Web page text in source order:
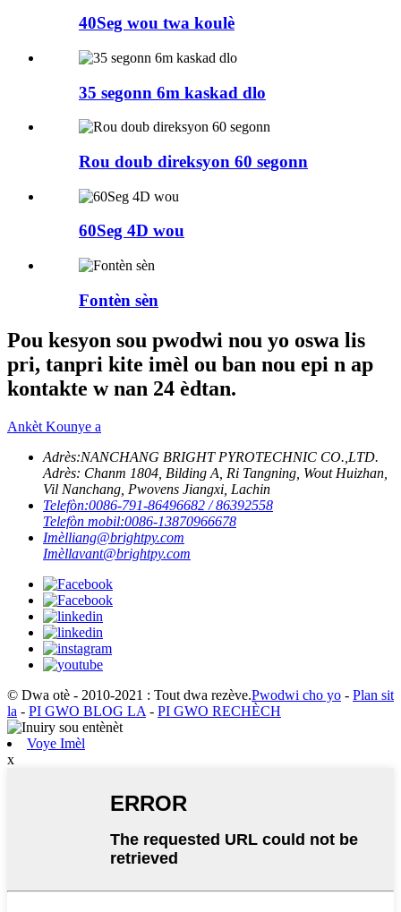
40Seg wou twa koulè
35 segonn 6m kaskad dlo
Rou doub direksyon 60 segonn
60Seg 4D wou
Fontèn sèn
Pou kesyon sou pwodwi nou yo oswa lis
pri, tanpri kite imèl ou ban nou epi n ap
kontakte w nan 24 èdtan.
Ankèt Kounye a
Adrès:NANCHANG BRIGHT PYROTECHNIC CO.,LTD.
Adrès: Chanm 1804, Bilding A, Ri Tangning, Wout Huizhan,
Vil Nanchang, Pwovens Jiangxi, Lachin
Telefòn:0086-791-86496682 / 86392558
Telefòn mobil:0086-13870966678
Imèlliang@brightpy.com
Imèllavant@brightpy.com
© Dwa otè - 2010-2021 : Tout dwa rezève.Pwodwi cho yo - Plan sit
la - PI GWO BLOG LA - PI GWO RECHÈCH
Voye Imèl
x